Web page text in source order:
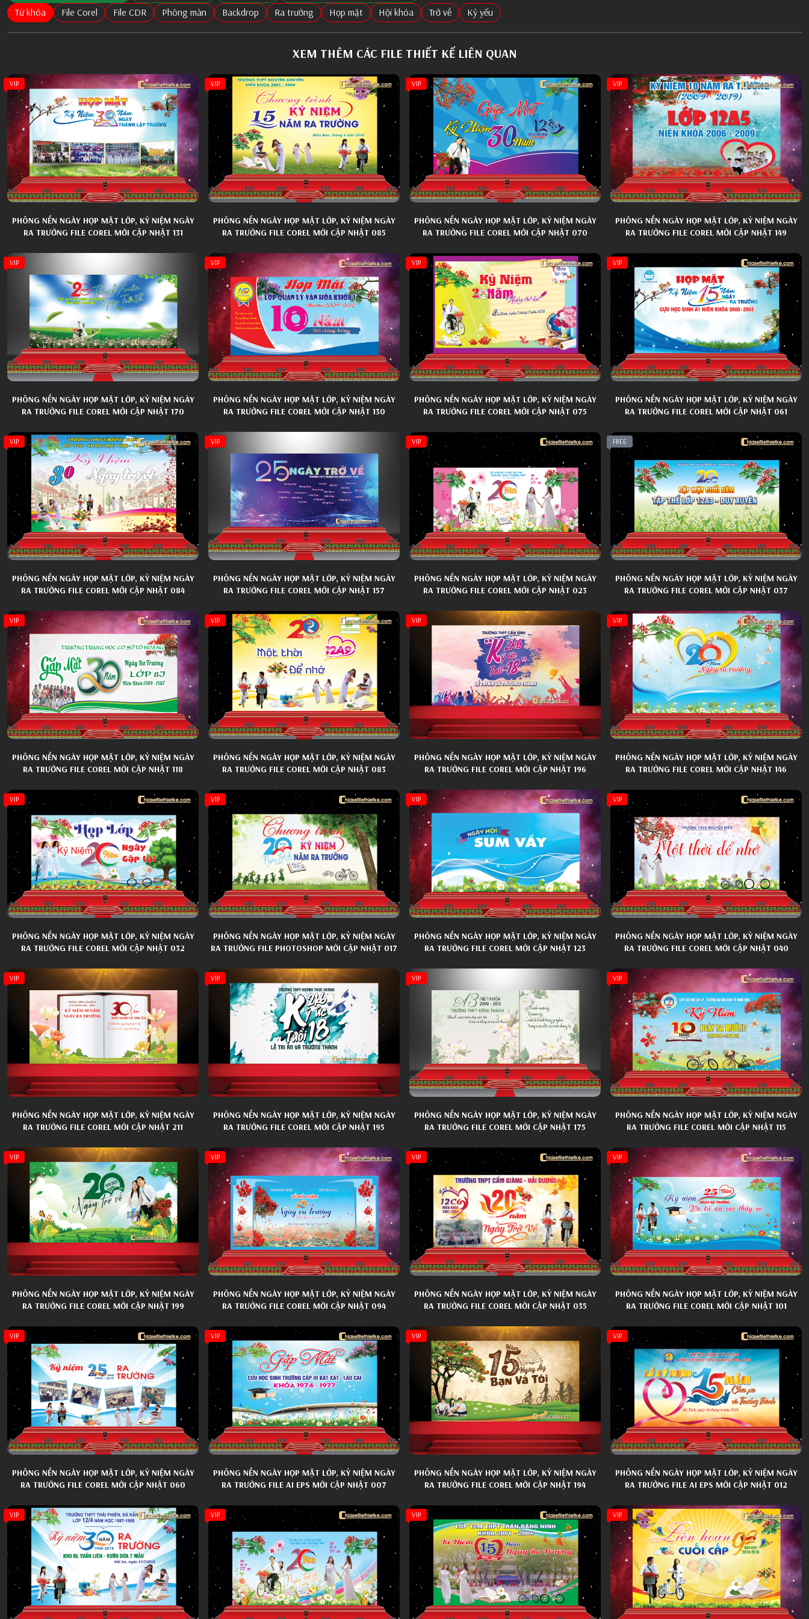
Từ khóa
File Corel File CDR Phông màn Backdrop Ra trường Họp mặt Hội khóa Trở về Kỷ yếu
XEM THÊM CÁC FILE THIẾT KẾ LIÊN QUAN
VIP
PHÔNG NỀN NGÀY HỌP MẶT LỚP, KỶ NIỆM NGÀY
RA TRƯỜNG FILE COREL MỚI CẬP NHẬT 131
VIP
PHÔNG NỀN NGÀY HỌP MẶT LỚP, KỶ NIỆM NGÀY
RA TRƯỜNG FILE COREL MỚI CẬP NHẬT 085
VIP
PHÔNG NỀN NGÀY HỌP MẶT LỚP, KỶ NIỆM NGÀY
RA TRƯỜNG FILE COREL MỚI CẬP NHẬT 070
VIP
PHÔNG NỀN NGÀY HỌP MẶT LỚP, KỶ NIỆM NGÀY
RA TRƯỜNG FILE COREL MỚI CẬP NHẬT 149
VIP
PHÔNG NỀN NGÀY HỌP MẶT LỚP, KỶ NIỆM NGÀY
RA TRƯỜNG FILE COREL MỚI CẬP NHẬT 170
VIP
PHÔNG NỀN NGÀY HỌP MẶT LỚP, KỶ NIỆM NGÀY
RA TRƯỜNG FILE COREL MỚI CẬP NHẬT 130
VIP
PHÔNG NỀN NGÀY HỌP MẶT LỚP, KỶ NIỆM NGÀY
RA TRƯỜNG FILE COREL MỚI CẬP NHẬT 075
VIP
PHÔNG NỀN NGÀY HỌP MẶT LỚP, KỶ NIỆM NGÀY
RA TRƯỜNG FILE COREL MỚI CẬP NHẬT 061
VIP
PHÔNG NỀN NGÀY HỌP MẶT LỚP, KỶ NIỆM NGÀY
RA TRƯỜNG FILE COREL MỚI CẬP NHẬT 084
VIP
PHÔNG NỀN NGÀY HỌP MẶT LỚP, KỶ NIỆM NGÀY
RA TRƯỜNG FILE COREL MỚI CẬP NHẬT 157
VIP
PHÔNG NỀN NGÀY HỌP MẶT LỚP, KỶ NIỆM NGÀY
RA TRƯỜNG FILE COREL MỚI CẬP NHẬT 023
FREE
PHÔNG NỀN NGÀY HỌP MẶT LỚP, KỶ NIỆM NGÀY
RA TRƯỜNG FILE COREL MỚI CẬP NHẬT 037
VIP
PHÔNG NỀN NGÀY HỌP MẶT LỚP, KỶ NIỆM NGÀY
RA TRƯỜNG FILE COREL MỚI CẬP NHẬT 118
VIP
PHÔNG NỀN NGÀY HỌP MẶT LỚP, KỶ NIỆM NGÀY
RA TRƯỜNG FILE COREL MỚI CẬP NHẬT 083
VIP
PHÔNG NỀN NGÀY HỌP MẶT LỚP, KỶ NIỆM NGÀY
RA TRƯỜNG FILE COREL MỚI CẬP NHẬT 196
VIP
PHÔNG NỀN NGÀY HỌP MẶT LỚP, KỶ NIỆM NGÀY
RA TRƯỜNG FILE COREL MỚI CẬP NHẬT 146
VIP
PHÔNG NỀN NGÀY HỌP MẶT LỚP, KỶ NIỆM NGÀY
RA TRƯỜNG FILE COREL MỚI CẬP NHẬT 032
VIP
PHÔNG NỀN NGÀY HỌP MẶT LỚP, KỶ NIỆM NGÀY
RA TRƯỜNG FILE PHOTOSHOP MỚI CẬP NHẬT 017
VIP
PHÔNG NỀN NGÀY HỌP MẶT LỚP, KỶ NIỆM NGÀY
RA TRƯỜNG FILE COREL MỚI CẬP NHẬT 123
VIP
PHÔNG NỀN NGÀY HỌP MẶT LỚP, KỶ NIỆM NGÀY
RA TRƯỜNG FILE COREL MỚI CẬP NHẬT 040
VIP
PHÔNG NỀN NGÀY HỌP MẶT LỚP, KỶ NIỆM NGÀY
RA TRƯỜNG FILE COREL MỚI CẬP NHẬT 211
VIP
PHÔNG NỀN NGÀY HỌP MẶT LỚP, KỶ NIỆM NGÀY
RA TRƯỜNG FILE COREL MỚI CẬP NHẬT 195
VIP
PHÔNG NỀN NGÀY HỌP MẶT LỚP, KỶ NIỆM NGÀY
RA TRƯỜNG FILE COREL MỚI CẬP NHẬT 175
VIP
PHÔNG NỀN NGÀY HỌP MẶT LỚP, KỶ NIỆM NGÀY
RA TRƯỜNG FILE COREL MỚI CẬP NHẬT 115
VIP
PHÔNG NỀN NGÀY HỌP MẶT LỚP, KỶ NIỆM NGÀY
RA TRƯỜNG FILE COREL MỚI CẬP NHẬT 199
VIP
PHÔNG NỀN NGÀY HỌP MẶT LỚP, KỶ NIỆM NGÀY
RA TRƯỜNG FILE COREL MỚI CẬP NHẬT 094
VIP
PHÔNG NỀN NGÀY HỌP MẶT LỚP, KỶ NIỆM NGÀY
RA TRƯỜNG FILE COREL MỚI CẬP NHẬT 035
VIP
PHÔNG NỀN NGÀY HỌP MẶT LỚP, KỶ NIỆM NGÀY
RA TRƯỜNG FILE COREL MỚI CẬP NHẬT 101
VIP
PHÔNG NỀN NGÀY HỌP MẶT LỚP, KỶ NIỆM NGÀY
RA TRƯỜNG FILE COREL MỚI CẬP NHẬT 060
VIP
PHÔNG NỀN NGÀY HỌP MẶT LỚP, KỶ NIỆM NGÀY
RA TRƯỜNG FILE AI EPS MỚI CẬP NHẬT 007
VIP
PHÔNG NỀN NGÀY HỌP MẶT LỚP, KỶ NIỆM NGÀY
RA TRƯỜNG FILE COREL MỚI CẬP NHẬT 194
VIP
PHÔNG NỀN NGÀY HỌP MẶT LỚP, KỶ NIỆM NGÀY
RA TRƯỜNG FILE AI EPS MỚI CẬP NHẬT 012
VIP VIP VIP VIP